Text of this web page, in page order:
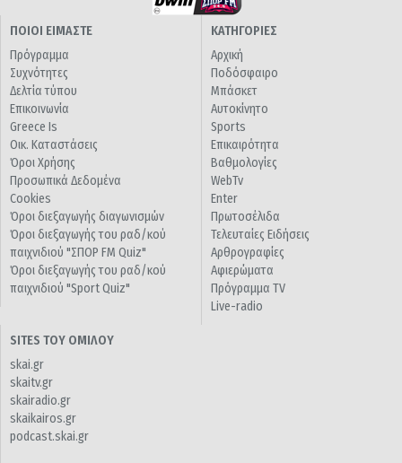
ΠΟΙΟΙ ΕΙΜΑΣΤΕ
Πρόγραμμα
Συχνότητες
Δελτία τύπου
Επικοινωνία
Greece Is
Οικ. Καταστάσεις
Όροι Χρήσης
Προσωπικά Δεδομένα
Cookies
Όροι διεξαγωγής διαγωνισμών
Όροι διεξαγωγής του ραδ/κού
παιχνιδιού "ΣΠΟΡ FM Quiz"
Όροι διεξαγωγής του ραδ/κού
παιχνιδιού "Sport Quiz"
ΚΑΤΗΓΟΡΙΕΣ
Αρχική
Ποδόσφαιρο
Μπάσκετ
Αυτοκίνητο
Sports
Επικαιρότητα
Βαθμολογίες
WebTv
Enter
Πρωτοσέλιδα
Τελευταίες Ειδήσεις
Αρθρογραφίες
Αφιερώματα
Πρόγραμμα TV
Live-radio
SITES ΤΟΥ ΟΜΙΛΟΥ
skai.gr
skaitv.gr
skairadio.gr
skaikairos.gr
podcast.skai.gr